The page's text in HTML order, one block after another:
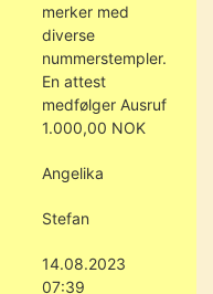
merker med
diverse
nummerstempler.
En attest
medfølger Ausruf
1.000,00 NOK
Angelika
Stefan
14.08.2023
07:39